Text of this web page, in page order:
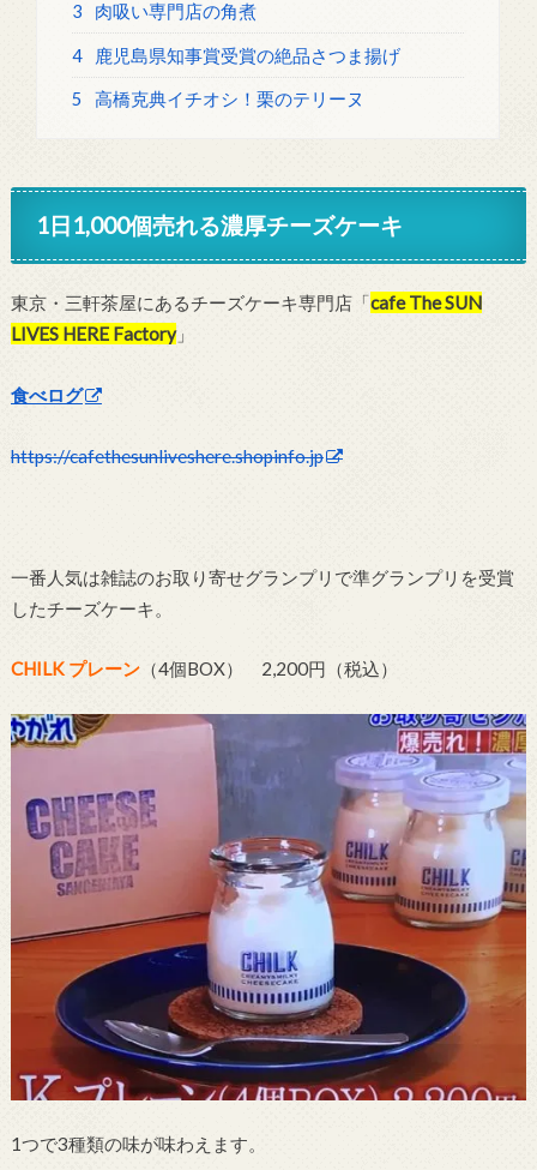
3 肉吸い専門店の角煮
4 鹿児島県知事賞受賞の絶品さつま揚げ
5 高橋克典イチオシ！栗のテリーヌ
1日1,000個売れる濃厚チーズケーキ
東京・三軒茶屋にあるチーズケーキ専門店「cafe The SUN
LIVES HERE Factory」
食べログ
https://cafethesunliveshere.shopinfo.jp
一番人気は雑誌のお取り寄せグランプリで準グランプリを受賞
したチーズケーキ。
CHILK プレーン（4個BOX） 2,200円（税込）
1つで3種類の味が味わえます。